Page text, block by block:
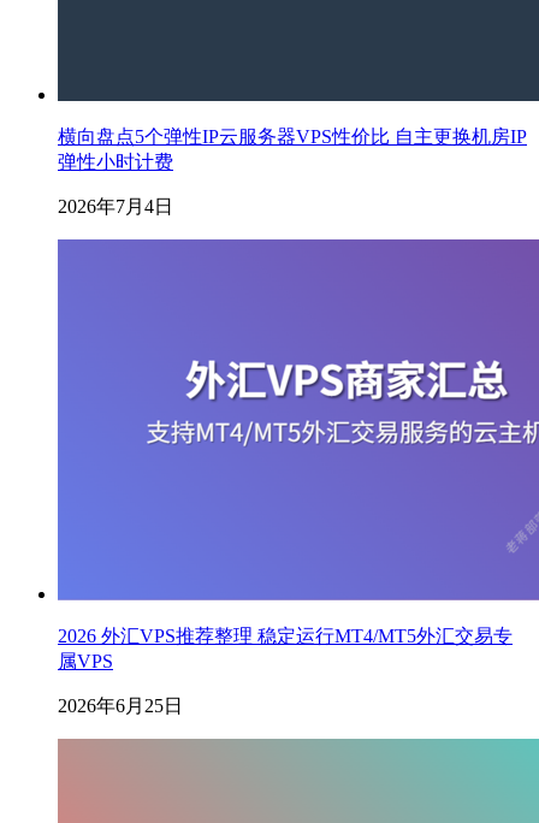
横向盘点5个弹性IP云服务器VPS性价比 自主更换机房IP
弹性小时计费
2026年7月4日
2026 外汇VPS推荐整理 稳定运行MT4/MT5外汇交易专
属VPS
2026年6月25日